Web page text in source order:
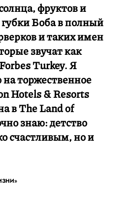
фруктов и
Боба в полный
и таких имен
звучат как
Turkey. Я
торжественное
Hotels & Resorts
в The Land of
знаю: детство
счастливым, но и